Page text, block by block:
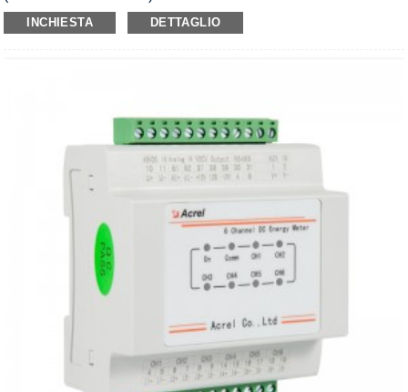
● Misurazione: tensione, corrente, potenza, ecc. a 3 canali.
● Comunicazione: RS485, 4G, NB
INCHIESTA DETTAGLIO